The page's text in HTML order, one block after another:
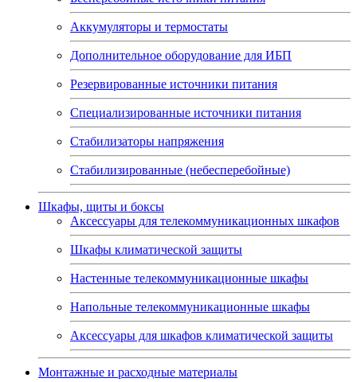
Аккумуляторы и термостаты
Дополнительное оборудование для ИБП
Резервированные источники питания
Специализированные источники питания
Стабилизаторы напряжения
Стабилизированные (небесперебойные)
Шкафы, щиты и боксы
Аксессуары для телекоммуникационных шкафов
Шкафы климатической защиты
Настенные телекоммуникационные шкафы
Напольные телекоммуникационные шкафы
Аксессуары для шкафов климатической защиты
Монтажные и расходные материалы